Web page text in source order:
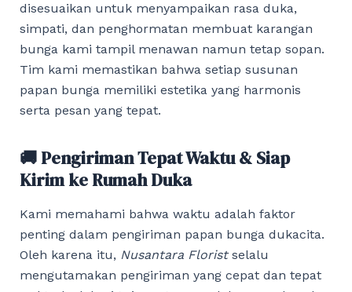
disesuaikan untuk menyampaikan rasa duka,
simpati, dan penghormatan membuat karangan
bunga kami tampil menawan namun tetap sopan.
Tim kami memastikan bahwa setiap susunan
papan bunga memiliki estetika yang harmonis
serta pesan yang tepat.
🚚 Pengiriman Tepat Waktu & Siap
Kirim ke Rumah Duka
Kami memahami bahwa waktu adalah faktor
penting dalam pengiriman papan bunga dukacita.
Oleh karena itu, Nusantara Floristselalu
mengutamakan pengiriman yang cepat dan tepat